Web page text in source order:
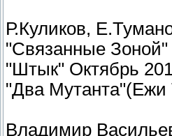
Р.Куликов,
"Связанные
"Штык" Октябрь
"Два Мутанта"(Ежи
Владимир